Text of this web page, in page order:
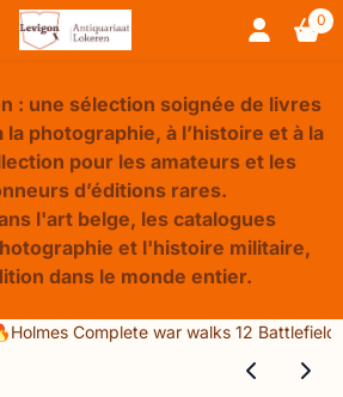
disponibles. Choisissez les 0
: une sélection soignée de livres
la photographie, à l’histoire et à la
pour les amateurs et les
d’éditions rares.
l'art belge, les catalogues
et l'histoire militaire,
dans le monde entier.
Complete war walks 12